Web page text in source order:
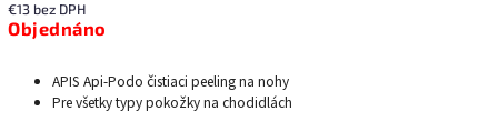
€13 bez DPH
Objednáno
APIS Api-Podo čistiaci peeling na nohy
Pre všetky typy pokožky na chodidlách